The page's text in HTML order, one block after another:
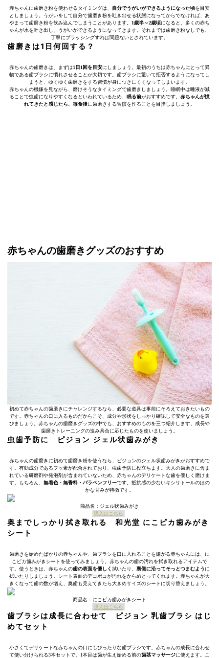
赤ちゃんに歯磨き粉を使わせるタイミングは、 自分でうがいができるようになった頃を目安
としましょう。うがいをして自分で歯磨き粉を吐き出せる状態になってからでなければ、あ
やまって歯磨き粉を飲み込んでしまうことがあります。 1歳半～2歳頃になると、多くの赤ち
ゃんが水を吐き出し、うがいができるようになってきます。それまでは歯磨き粉なしでも、
丁寧にブラッシングすれば問題ないとされています。
歯磨きは1日何回する？
赤ちゃんの歯磨きは、まずは1日1回を目安にしましょう。最初のうちは赤ちゃんにとって異
物である歯ブラシに慣れさせることが大切です。歯ブラシに驚いて拒否するようになってし
まうと、ゆくゆく歯磨きをする習慣が身につきにくくなってしまいます。
赤ちゃんの機嫌を見ながら、磨けそうなタイミングで歯磨きしましょう。睡眠中は唾液が減
ることで虫歯になりやすくなるといわれているため、 眠る前がおすすめです。 赤ちゃんが慣
れてきたと感じたら、毎食後に歯磨きする習慣を作ることを目指しましょう。
赤ちゃんの歯磨きグッズのおすすめ
初めて赤ちゃんの歯磨きにチャレンジするなら、必要な道具は事前にそろえておきたいもの
です。赤ちゃんの口に入るものだからこそ、成分や形状をしっかり確認して安全なものを選
びましょう。赤ちゃんの歯磨きグッズの中でも、おすすめのものを三つ紹介します。成長や
歯磨きトレーニングの進み具合に応じたものを使いましょう。
虫歯予防に ピジョン ジェル状歯みがき
赤ちゃんの歯磨きに初めて歯磨き粉を使うなら、ピジョンのジェル状歯みがきがおすすめで
す。有効成分であるフッ素が配合されており、虫歯予防に役立ちます。大人の歯磨きに含ま
れている研磨剤や発泡剤が含まれていないため、赤ちゃんのデリケートな歯を優しく磨けま
す。もちろん、 無着色・無香料・パラベンフリーです。抵抗感の少ないキシリトールのほの
かな甘みが特徴です。
商品名：ジェル状歯みがき
購入はこちら
奥までしっかり拭き取れる 和光堂 にこピカ歯みがき
シート
歯磨きを始めたばかりの赤ちゃんや、歯ブラシを口に入れることを嫌がる赤ちゃんには、に
こピカ歯みがきシートを使ってみましょう。赤ちゃんの歯の汚れを拭き取れるアイテムで
す。使うときは、赤ちゃんの歯の表面を優しく 拭いたり、 裏側に沿ってそっとつまむよう に
拭いたりしましょう。シート表面のデコボコが汚れをからめとってくれます。赤ちゃんが大
きくなって歯の数が増え、奥歯も見えてきたら大きめサイズのシートに切り替えましょう。
商品名：にこピカ歯みがきシート
購入はこちら
歯ブラシは成長に合わせて ピジョン 乳歯ブラシ はじ
めてセット
小さくてデリケートな赤ちゃんの口にもぴったりな歯ブラシです。赤ちゃんの成長に合わせ
て使い分けられる3本セットで、1本目は歯が生え始める前の歯茎マッサージに使えます。こ